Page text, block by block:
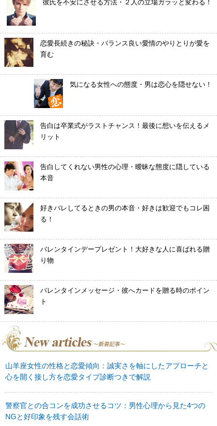
彼氏を不安にさせる方法・２人の立場ガラッと変わる！
恋愛長続きの秘訣・バランス良い愛情のやりとりが愛を
育む
気になる女性への態度・男は恋心を隠せない！
告白は卒業式がラストチャンス！最後に想いを伝えるメ
リット
告白してくれない男性の心理・曖昧な態度に隠している
本音
好きバレしてるときの男の本音・好きは歓迎でもコレ困
る！
バレンタインデープレゼント！大好きな人に喜ばれる贈
り物
バレンタインメッセージ・彼へカードを贈る時のポイン
ト
山羊座女性の性格と恋愛傾向：誠実さを軸にしたアプローチと
心を開く接し方を恋愛タイプ診断つきで解説
警察官との合コンを成功させるコツ：男性心理から見た4つの
NGと好印象を残す会話術